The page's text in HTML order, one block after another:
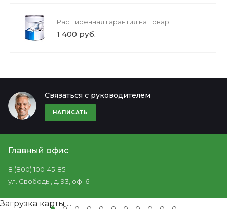
Расширенная гарантия на товар
1 400 руб.
Связаться с руководителем
НАПИСАТЬ
Главный офис
8 (800) 100-45-85
ул. Свободы, д. 93, оф. 6
Загрузка карты ...